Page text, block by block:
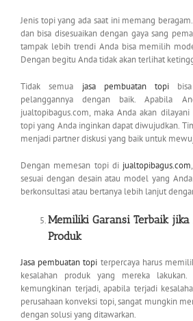
Jenis topi yang ada saat ini memang
dan bisa disesuaikan dengan gaya sang
tampak lebih trendi Anda bisa memilih
Dengan begitu Anda tidak akan terlihat
Tidak semua jasa pembuatan topi
pelanggannya dengan baik. Apabila
jualtopibagus.com, maka Anda akan
topi yang Anda inginkan dapat diwujudkan.
menjadi partner diskusi yang baik untuk
Dengan memesan topi dijualtopibagus.com
sesuai dengan desain atau model yang
berkonsultasi atau bertanya lebih lanjut
Memiliki Garansi Terbaik jika
Produk
Jasa pembuatan topi terpercaya harus
kesalahan produk yang mereka
kemungkinan terjadi, apabila terjadi
perusahaan konveksi topi, sangat mungkin
dengan solusi yang ditawarkan.